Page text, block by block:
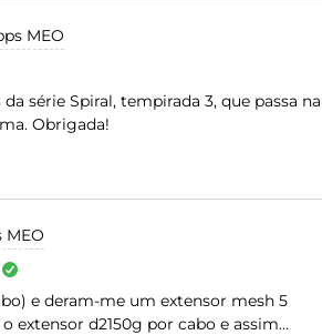
MEO
série Spiral, tempirada 3, que passa na
Obrigada!
MEO
e deram-me um extensor mesh 5
extensor d2150g por cabo e assim